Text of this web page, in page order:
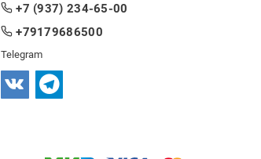
+7 (937) 234-65-00
+79179686500
Telegram